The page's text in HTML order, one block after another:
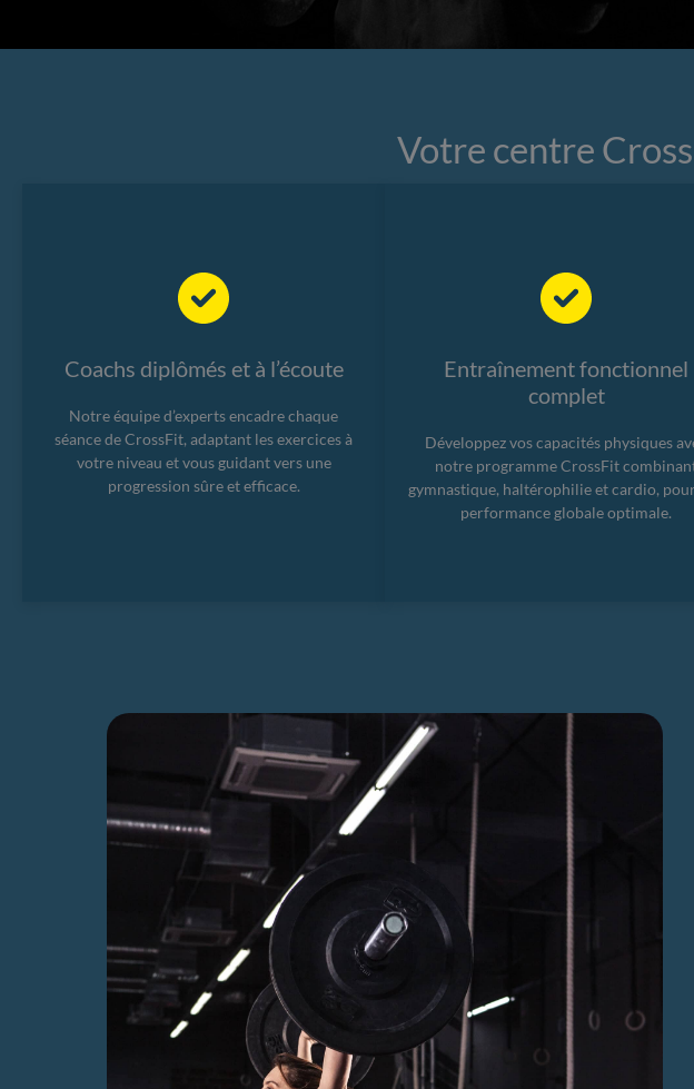
Votre centre
Coachs diplômés et à l’écoute
Notre équipe d’experts encadre chaque
séance de CrossFit, adaptant les exercices à
votre niveau et vous guidant vers une
progression sûre et efficace.
Entraînement fonctionnel
complet
Développez vos capacités physiques
notre programme CrossFit
gymnastique, haltérophilie et cardio,
performance globale optimale.